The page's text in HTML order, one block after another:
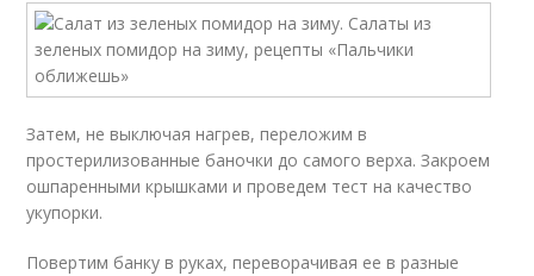
Затем, не выключая нагрев, переложим в
простерилизованные баночки до самого верха. Закроем
ошпаренными крышками и проведем тест на качество
укупорки.
Повертим банку в руках, переворачивая ее в разные